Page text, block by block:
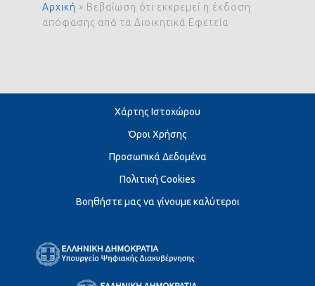
Αρχική » Βεβαίωση ότι εκκρεμεί η έκδοση
απόφασης από τα Διοικητικά Εφετεία
Χάρτης Ιστοχώρου
Όροι Χρήσης
Προσωπικά Δεδομένα
Πολιτική Cookies
Βοηθήστε μας να γίνουμε καλύτεροι